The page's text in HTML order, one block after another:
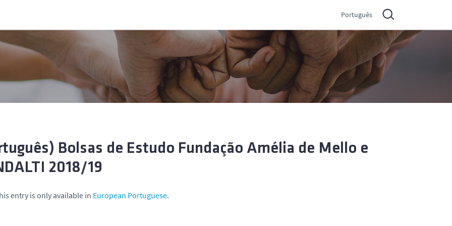
Português
Bolsas de Estudo Fundação Amélia de Mello e
2018/19
entry is only available in European Portuguese.